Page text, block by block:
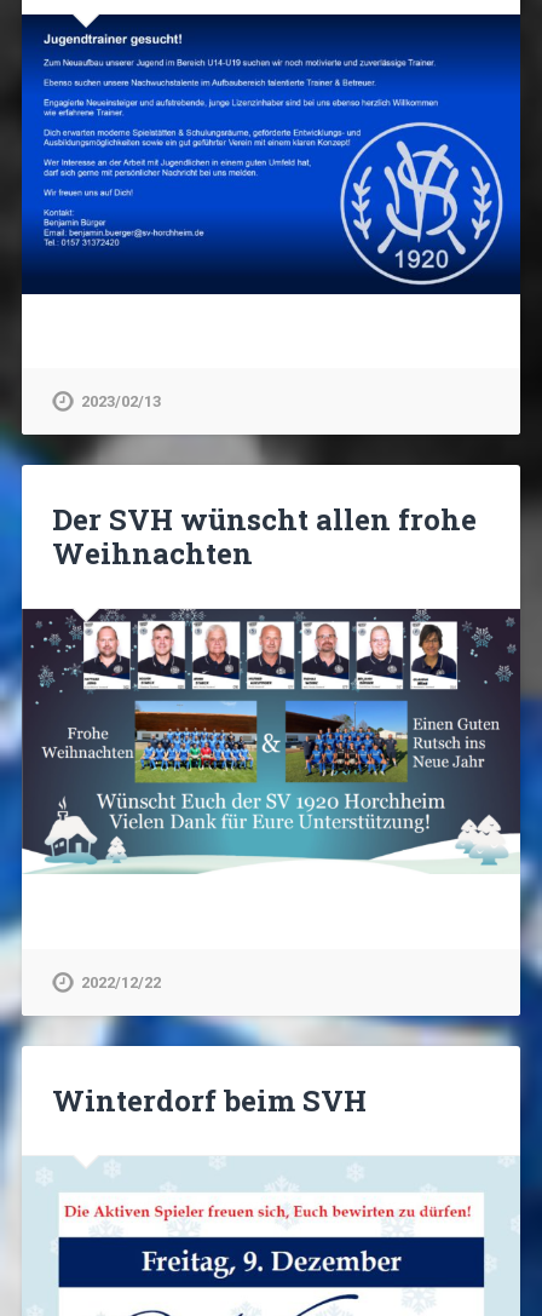
2023/02/13
Der SVH wünscht allen frohe
Weihnachten
2022/12/22
Winterdorf beim SVH